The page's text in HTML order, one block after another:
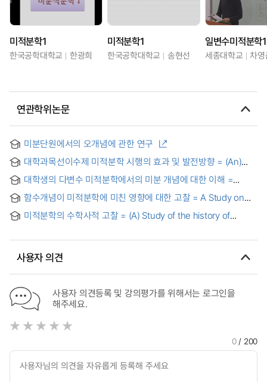
미적분학1
한국공학대학교 한광희
미적분학1
한국공학대학교 송현선
일변수미적분학1
세종대학교 차
연관학위논문
미분단원에서의 오개념에 관한 연구
대학과목선이수제 미적분학 시행의 효과 및 발전방향 = (An)
level Program(UP) Calculus
대학생의 다변수 미적분학에서의 미분 개념에 대한 이해 =
of Derivatives in Multivariable Calculus
함수개념이 미적분학에 미친 영향에 대한 고찰 = A Study on
미적분학의 수학사적 고찰 = (A) Study of the history of
사용자 의견
사용자 의견등록 및 강의평가를 위해서는 로그인을
해주세요.
0/ 200